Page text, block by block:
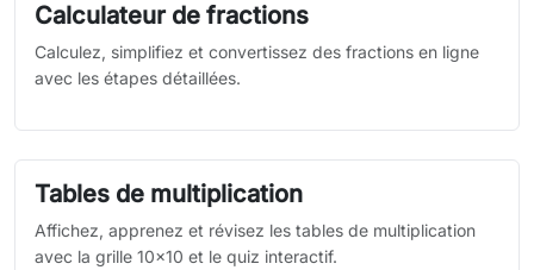
Calculateur de fractions
Calculez, simplifiez et convertissez des fractions en ligne
avec les étapes détaillées.
Tables de multiplication
Affichez, apprenez et révisez les tables de multiplication
avec la grille 10×10 et le quiz interactif.